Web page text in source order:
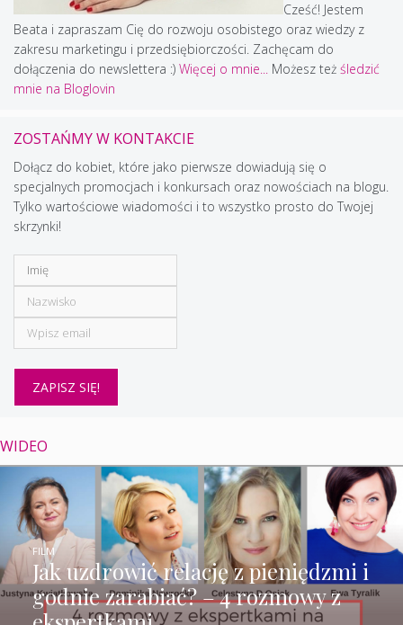
Cześć! Jestem
Beata i zapraszam Cię do rozwoju osobistego oraz wiedzy z
zakresu marketingu i przedsiębiorczości. Zachęcam do
dołączenia do newslettera :) Więcej o mnie... Możesz też śledzić
mnie na Bloglovin
ZOSTAŃMY W KONTAKCIE
Dołącz do kobiet, które jako pierwsze dowiadują się o
specjalnych promocjach i konkursach oraz nowościach na blogu.
Tylko wartościowe wiadomości i to wszystko prosto do Twojej
skrzynki!
WIDEO
Jak uzdrowić relację z pieniędzmi i
godnie zarabiać? – 4 rozmowy z
FILM